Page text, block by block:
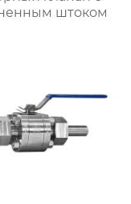
штоком